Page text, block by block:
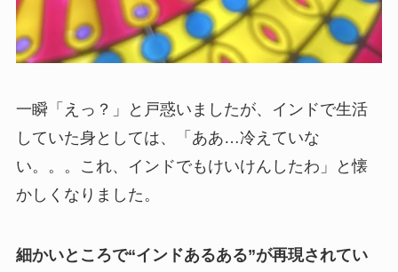
一瞬「えっ？」と戸惑いましたが、インドで生活
していた身としては、「ああ…冷えていな
い。。。これ、インドでもけいけんしたわ」と懐
かしくなりました。
細かいところで“インドあるある”が再現されてい